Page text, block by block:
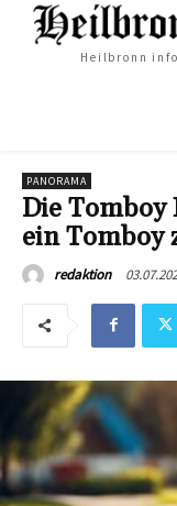
Heilbronn
PANORAMA
Die Tomboy
ein Tomboy
redaktion